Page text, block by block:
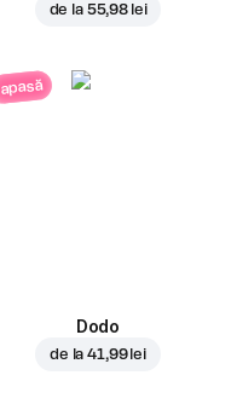
de la 55,98 lei
apasă
Dodo
de la41,99 lei